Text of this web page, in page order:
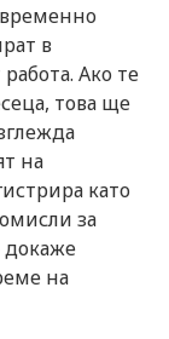
в
Ако те
това ще
на
като
за
докаже
на